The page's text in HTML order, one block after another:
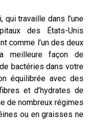
qui travaille dans l’une
des États-Unis
comme l’un des deux
meilleure façon de
bactéries dans votre
équilibrée avec des
et d’hydrates de
de nombreux régimes
ou en graisses ne